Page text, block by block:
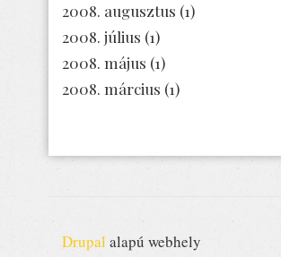
2008. augusztus (1)
2008. július (1)
2008. május (1)
2008. március (1)
Drupal alapú webhely